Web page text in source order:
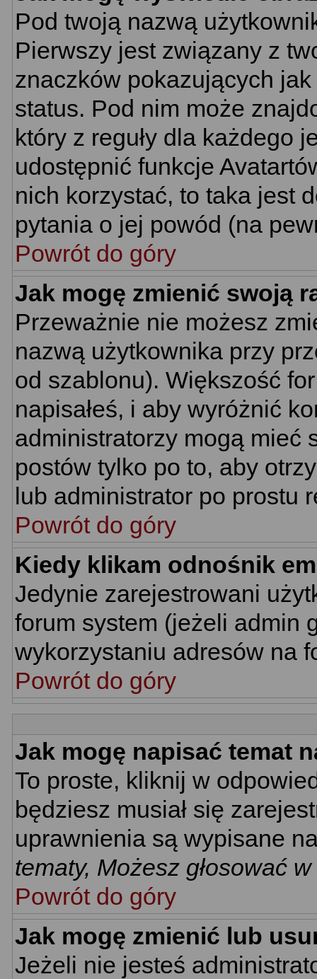
Pod twoją nazwą
Pierwszy jest związany z
znaczków pokazujących
status. Pod nim może
który z reguły dla każdego
udostępnić funkcje
nich korzystać, to taka jest
pytania o jej powód (na
Powrót do góry
Jak mogę zmienić swoją
Przeważnie nie możesz
nazwą użytkownika przy
od szablonu). Większość
napisałeś, i aby wyróżnić
administratorzy mogą mieć
postów tylko po to, aby
lub administrator po prostu
Powrót do góry
Kiedy klikam odnośnik
Jedynie zarejestrowani
forum system (jeżeli admin
wykorzystaniu adresów na
Powrót do góry
Jak mogę napisać temat
To proste, kliknij w
będziesz musiał się
uprawnienia są wypisane
tematy, Możesz głosować
Powrót do góry
Jak mogę zmienić lub
Jeżeli nie jesteś